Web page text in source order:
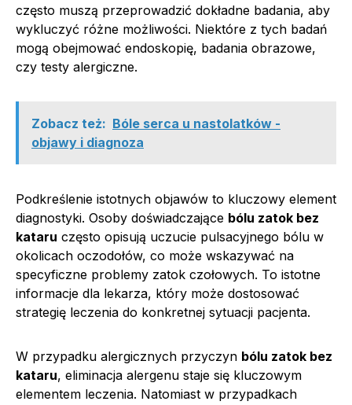
często muszą przeprowadzić dokładne badania, aby
wykluczyć różne możliwości. Niektóre z tych badań
mogą obejmować endoskopię, badania obrazowe,
czy testy alergiczne.
Zobacz też: Bóle serca u nastolatków -
objawy i diagnoza
Podkreślenie istotnych objawów to kluczowy element
diagnostyki. Osoby doświadczające bólu zatok bez
kataru często opisują uczucie pulsacyjnego bólu w
okolicach oczodołów, co może wskazywać na
specyficzne problemy zatok czołowych. To istotne
informacje dla lekarza, który może dostosować
strategię leczenia do konkretnej sytuacji pacjenta.
W przypadku alergicznych przyczyn bólu zatok bez
kataru, eliminacja alergenu staje się kluczowym
elementem leczenia. Natomiast w przypadkach